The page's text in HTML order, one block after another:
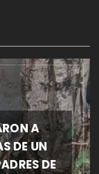
A
DE UN
DE